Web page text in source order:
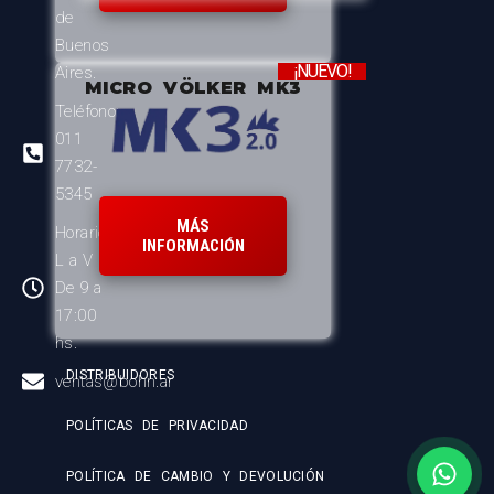
de
Buenos
Aires.
Teléfono:
011
7732-
5345
Horario:
L a V
De 9 a
17:00
hs.
ventas@bohn.ar
MICRO VÖLKER MK3
¡NUEVO!
MÁS
INFORMACIÓN
DISTRIBUIDORES
POLÍTICAS DE PRIVACIDAD
POLÍTICA DE CAMBIO Y DEVOLUCIÓN